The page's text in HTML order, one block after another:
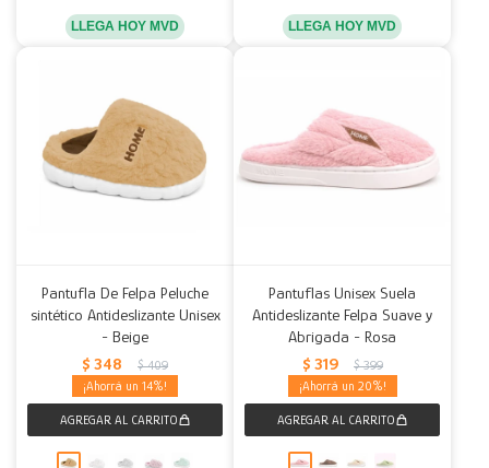
LLEGA HOY MVD LLEGA HOY MVD
Pantufla De Felpa Peluche
sintético Antideslizante Unisex
- Beige
$ 348 $ 409
14
Pantuflas Unisex Suela
Antideslizante Felpa Suave y
Abrigada - Rosa
$ 319 $ 399
20